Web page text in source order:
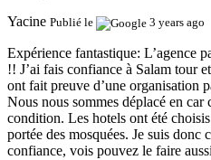
Yacine Publié le 3 years ago
Expérience fantastique: L’agence
!! J’ai fais confiance à Salam tour
ont fait preuve d’une organisation
Nous nous sommes déplacé en car
condition. Les hotels ont été
portée des mosquées. Je suis donc
confiance, vois pouvez le faire